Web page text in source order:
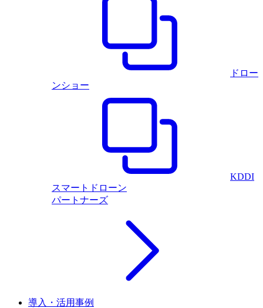
ドロー
ンショー
KDDI
スマートドローン
パートナーズ
導入・活用事例